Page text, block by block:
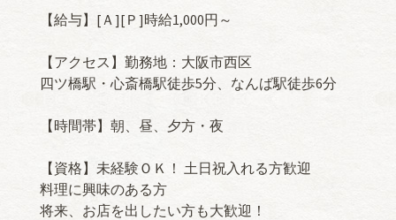
【給与】[Ａ][Ｐ]時給1,000円～
【アクセス】勤務地：大阪市西区
四ツ橋駅・心斎橋駅徒歩5分、なんば駅徒歩6分
【時間帯】朝、昼、夕方・夜
【資格】未経験ＯＫ！ 土日祝入れる方歓迎
料理に興味のある方
将来、お店を出したい方も大歓迎！